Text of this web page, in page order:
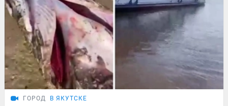
ГОРОД В ЯКУТСКЕ